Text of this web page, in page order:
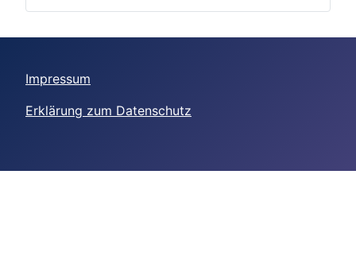
Impressum
Erklärung zum Datenschutz